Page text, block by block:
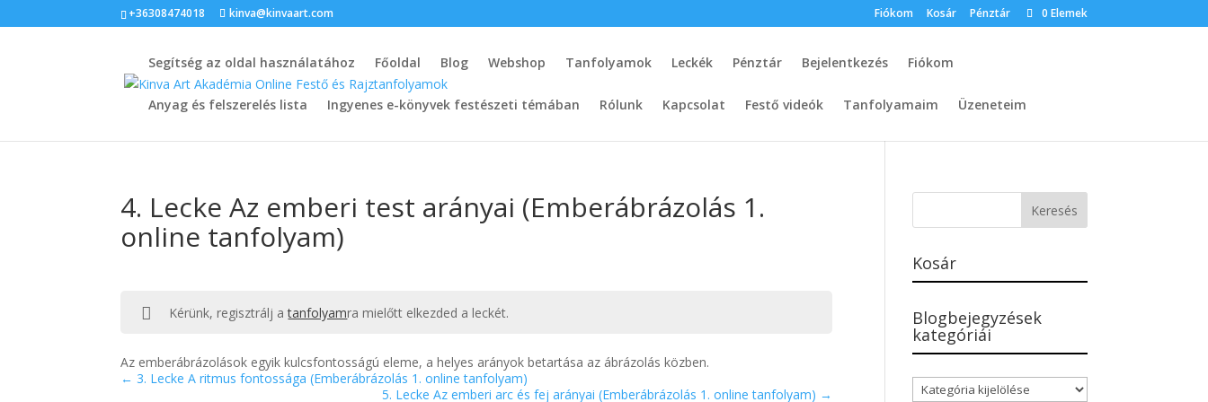
+36308474018 kinva@kinvaart.com Fiókom Kosár Pénztár 0 Elemek
Segítség az oldal használatához Főoldal Blog Webshop Tanfolyamok Leckék Pénztár Bejelentkezés Fiókom
Anyag és felszerelés lista Ingyenes e-könyvek festészeti témában Rólunk Kapcsolat Festő videók Tanfolyamaim Üzeneteim
4. Lecke Az emberi test arányai (Emberábrázolás 1.
online tanfolyam)
Kérünk, regisztrálj atanfolyamra mielőtt elkezded a leckét.
Az emberábrázolások egyik kulcsfontosságú eleme, a helyes arányok betartása az ábrázolás közben.
3. Lecke A ritmus fontossága (Emberábrázolás 1. online tanfolyam)
5. Lecke Az emberi arc és fej arányai (Emberábrázolás 1. online tanfolyam)
Kosár
Blogbejegyzések
kategóriái
Blogbejegyzések